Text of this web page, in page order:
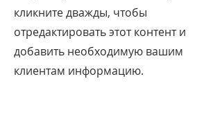
кликните дважды, чтобы
отредактировать этот контент и
добавить необходимую вашим
клиентам информацию.